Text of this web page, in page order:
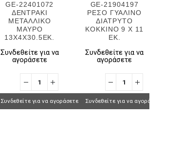
GE-22401072
ΔΕΝΤΡΑΚΙ
ΜΕΤΑΛΛΙΚΟ
ΜΑΥΡΟ
13X4X30.5EK.
Συνδεθείτε για να
αγοράσετε
Συνδεθείτε για να αγοράσετε
GE-21904197
ΡΕΣΟ ΓΥΑΛΙΝΟ
ΔΙΑΤΡΥΤΟ
ΚΟΚΚΙΝΟ 9 Χ 11
ΕΚ.
Συνδεθείτε για να
αγοράσετε
Συνδεθείτε για να αγοράσετε